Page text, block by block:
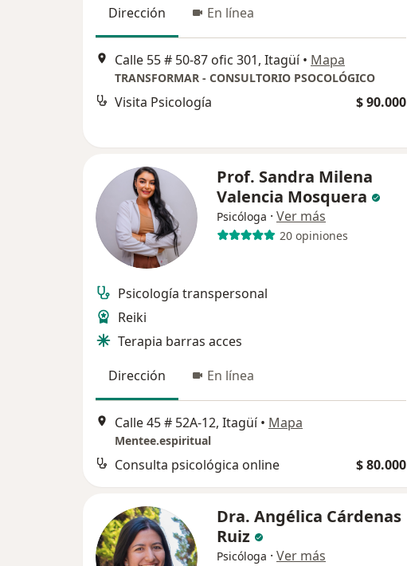
Dirección En línea
Calle 55 # 50-87 ofic 301, Itagüí • Mapa
TRANSFORMAR - CONSULTORIO PSOCOLÓGICO
Visita Psicología $ 90.000
Prof. Sandra Milena
Valencia Mosquera
Psicóloga · Ver más
20 opiniones
Psicología transpersonal
Reiki
Terapia barras acces
Dirección
En línea
Calle 45 # 52A-12, Itagüí • Mapa
Mentee.espiritual
Consulta psicológica online $ 80.000
Dra. Angélica Cárdenas
Ruiz
Psicóloga · Ver más